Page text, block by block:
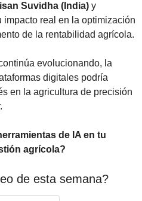
Suvidha (India) y
real en la optimización
de la rentabilidad agrícola.
evolucionando, la
digitales podría
en la agricultura de precisión
de IA en tu
agrícola?
de esta semana?